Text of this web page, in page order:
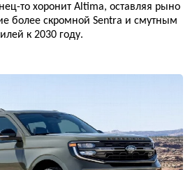
то хоронит Altima, оставляя рыно
более скромной Sentra и смутным
к 2030 году.